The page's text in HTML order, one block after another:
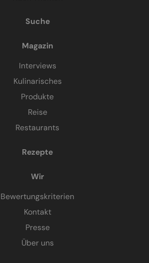
Suche
Magazin
Interviews
Kulinarisches
Produkte
Reise
Restaurants
Rezepte
Wir
Bewertungskriterien
Kontakt
Presse
Über uns